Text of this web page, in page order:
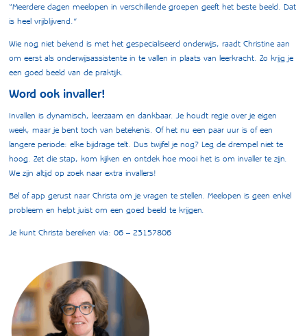
“Meerdere dagen meelopen in verschillende groepen geeft het beste beeld. Dat
is heel vrijblijvend.”
Wie nog niet bekend is met het gespecialiseerd onderwijs, raadt Christine aan
om eerst als onderwijsassistente in te vallen in plaats van leerkracht. Zo krijg je
een goed beeld van de praktijk.
Word ook invaller!
Invallen is dynamisch, leerzaam en dankbaar. Je houdt regie over je eigen
week, maar je bent toch van betekenis. Of het nu een paar uur is of een
langere periode: elke bijdrage telt. Dus twijfel je nog? Leg de drempel niet te
hoog. Zet die stap, kom kijken en ontdek hoe mooi het is om invaller te zijn.
We zijn altijd op zoek naar extra invallers!
Bel of app gerust naar Christa om je vragen te stellen. Meelopen is geen enkel
probleem en helpt juist om een goed beeld te krijgen.
Je kunt Christa bereiken via: 06 – 23157806